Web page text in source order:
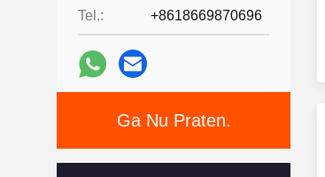
Tel.: +8618669870696
Ga Nu Praten.